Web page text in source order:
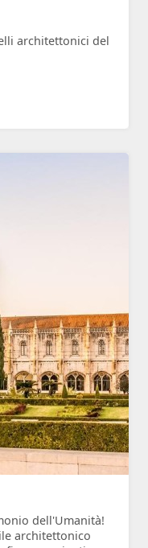
architettonici del
dell'Umanità!
architettonico